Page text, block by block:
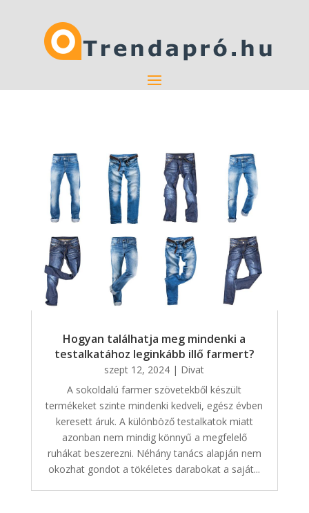
Hogyan találhatja meg mindenki a
testalkatához leginkább illő farmert?
szept 12, 2024 | Divat
A sokoldalú farmer szövetekből készült
termékeket szinte mindenki kedveli, egész évben
keresett áruk. A különböző testalkatok miatt
azonban nem mindig könnyű a megfelelő
ruhákat beszerezni. Néhány tanács alapján nem
okozhat gondot a tökéletes darabokat a saját...